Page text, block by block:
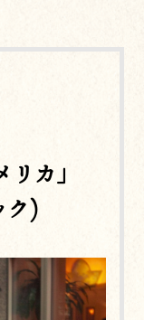
カ」
ク)